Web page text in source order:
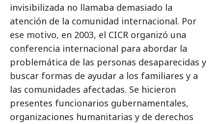
invisibilizada no llamaba demasiado la
atención de la comunidad internacional. Por
ese motivo, en 2003, el CICR organizó una
conferencia internacional para abordar la
problemática de las personas desaparecidas y
buscar formas de ayudar a los familiares y a
las comunidades afectadas. Se hicieron
presentes funcionarios gubernamentales,
organizaciones humanitarias y de derechos